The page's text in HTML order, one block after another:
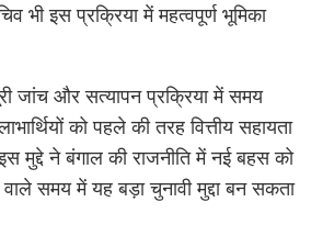
भी इस प्रक्रिया में महत्वपूर्ण भूमिका
जांच और सत्यापन प्रक्रिया में समय
को पहले की तरह वित्तीय सहायता
मुद्दे ने बंगाल की राजनीति में नई बहस को
समय में यह बड़ा चुनावी मुद्दा बन सकता